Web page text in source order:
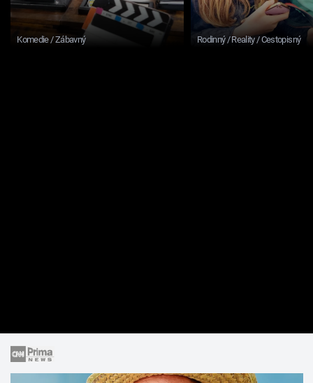
Komedie / Zábavný Rodinný / Reality / Cestopisný